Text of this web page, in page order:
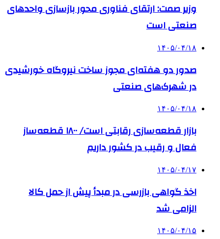
وزیر صمت: ارتقای فناوری محور بازسازی واحدهای
صنعتی است
۱۴۰۵/۰۴/۱۸
صدور دو هفته‌ای مجوز ساخت نیروگاه خورشیدی
در شهرک‌های صنعتی
۱۴۰۵/۰۴/۱۸
بازار قطعه‌سازی رقابتی است/ ۱۸۰۰ قطعه‌ساز
فعال و رقیب در کشور داریم
۱۴۰۵/۰۴/۱۷
اخذ گواهی بازرسی در مبدأ پیش از حمل کالا
الزامی شد
۱۴۰۵/۰۴/۱۵